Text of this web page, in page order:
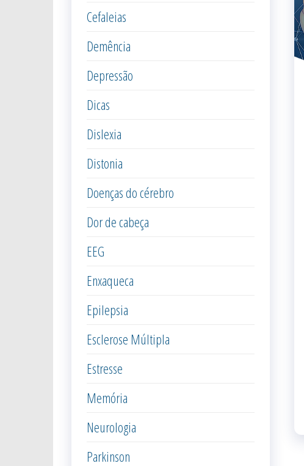
Cefaleias
Demência
Depressão
Dicas
Dislexia
Distonia
Doenças do cérebro
Dor de cabeça
EEG
Enxaqueca
Epilepsia
Esclerose Múltipla
Estresse
Memória
Neurologia
Parkinson